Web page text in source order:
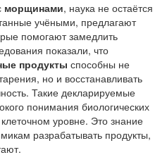
морщинами, наука не остаётся
учёными, предлагают
помогают замедлить
показали, что
продукты способны не
но и восстанавливать
Такие декларируемые
понимания биологических
уровне. Это знание
разрабатывать продукты,